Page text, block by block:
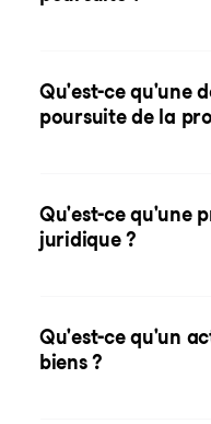
Qu'est-ce qu'une
poursuite de la
Qu'est-ce qu'une
juridique ?
Qu'est-ce qu'un
biens ?